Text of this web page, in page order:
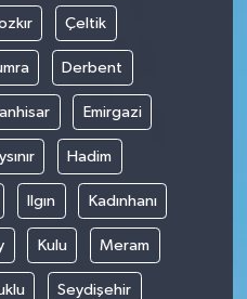
Çeltik
Derbent
Emirgazi
Hadim
Ilgın Kadınhanı
Kulu Meram
Seydişehir